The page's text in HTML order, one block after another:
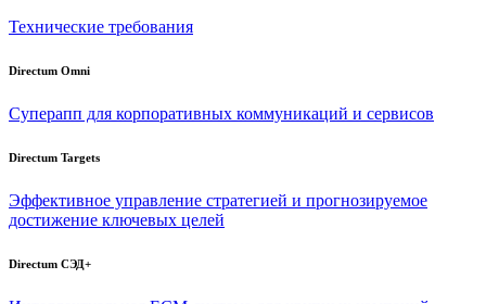
Технические требования
Directum Omni
Суперапп для корпоративных коммуникаций и сервисов
Directum Targets
Эффективное управление стратегией и прогнозируемое
достижение ключевых целей
Directum СЭД+